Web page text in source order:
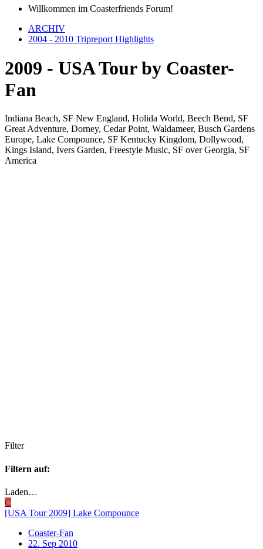
Willkommen im Coasterfriends Forum!
ARCHIV
2004 - 2010 Tripreport Highlights
2009 - USA Tour by Coaster-
Fan
Indiana Beach, SF New England, Holida World, Beech Bend, SF
Great Adventure, Dorney, Cedar Point, Waldameer, Busch Gardens
Europe, Lake Compounce, SF Kentucky Kingdom, Dollywood,
Kings Island, Ivers Garden, Freestyle Music, SF over Georgia, SF
America
Filter
Filtern auf:
Laden…
C
[USA Tour 2009] Lake Compounce
Coaster-Fan
22. Sep 2010